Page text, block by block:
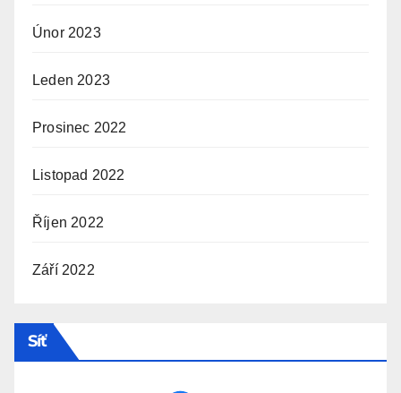
Únor 2023
Leden 2023
Prosinec 2022
Listopad 2022
Říjen 2022
Září 2022
Síť